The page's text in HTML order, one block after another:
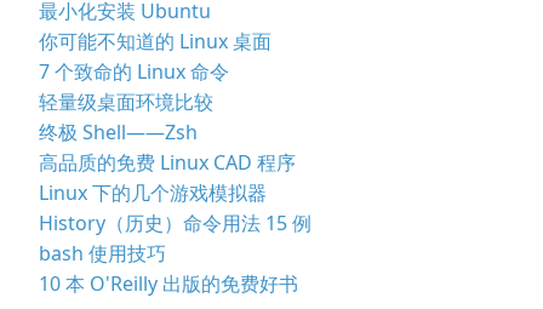
最小化安装 Ubuntu
你可能不知道的 Linux 桌面
7 个致命的 Linux 命令
轻量级桌面环境比较
终极 Shell——Zsh
高品质的免费 Linux CAD 程序
Linux 下的几个游戏模拟器
History（历史）命令用法 15 例
bash 使用技巧
10 本 O'Reilly 出版的免费好书